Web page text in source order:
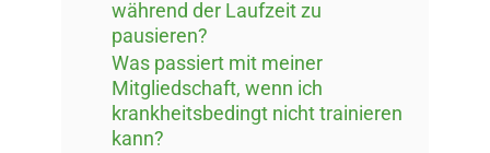
während der Laufzeit zu
pausieren?
Was passiert mit meiner
Mitgliedschaft, wenn ich
krankheitsbedingt nicht trainieren
kann?